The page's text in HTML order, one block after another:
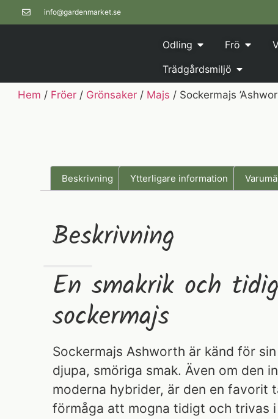
info@gardenmarket.se
Odling Frö
Trädgårdsmiljö
Hem / Fröer / Grönsaker / Majs / Sockermajs
Beskrivning Ytterligare information
Beskrivning
En smakrik och tidig
sockermajs
Sockermajs Ashworth är känd för
djupa, smöriga smak. Även om den
moderna hybrider, är den en favorit
förmåga att mogna tidigt och trivas